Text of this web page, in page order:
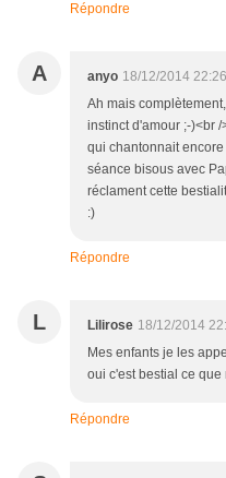
Répondre
A anyo 18/12/2014 22:26
Ah mais
instinct d'amour ;-)<br
qui chantonnait
séance bisous avec
réclament cette
:)
Répondre
L Lilirose 18/12/2014
Mes enfants je les
oui c'est bestial ce
Répondre